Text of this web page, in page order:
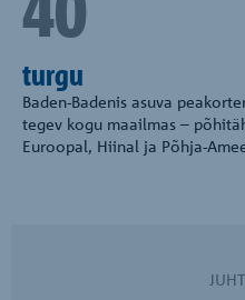
turgu
Baden-Badenis asuva
tegev kogu maailmas –
Euroopal, Hiinal ja Põhja-